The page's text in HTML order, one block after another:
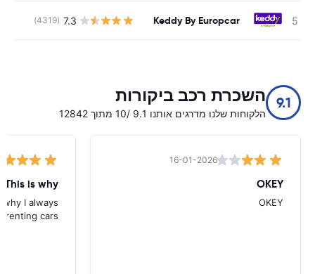
Keddy By Europcar
7.3
(4319)
9.1 השכרת רכב ביקורות
הלקוחות שלנו מדרגים אותנו 9.1 /10 מתוך 12842
16-01-2026
OKEY
OKEY
This is why
I always
cars.